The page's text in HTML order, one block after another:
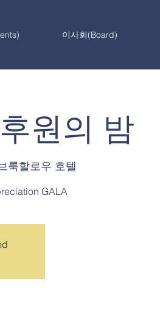
이사회(Board)
원의 밤
룩할로우 호텔
GALA